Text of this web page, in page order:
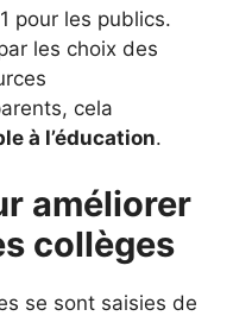
pour les publics.
les choix des
cela
à l’éducation.
améliorer
collèges
se sont saisies de